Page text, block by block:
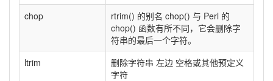
chop
rtrim() 的别名 chop() 与 Perl 的
chop() 函数有所不同，它会删除字
符串的最后一个字符。
ltrim
删除字符串 左边 空格或其他预定义
字符